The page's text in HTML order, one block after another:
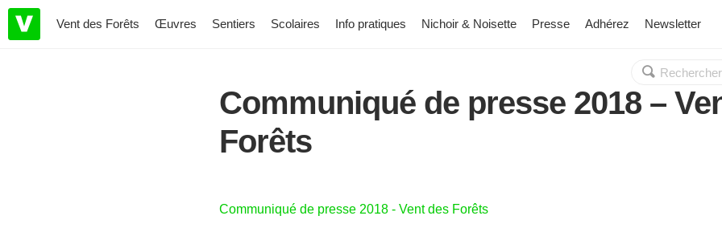
Vent des Forêts Œuvres Sentiers Scolaires Info pratiques Nichoir & Noisette Presse Adhérez Newsletter
Rechercher :
OK
Communiqué de presse 2018 –
Forêts
Communiqué de presse 2018 - Vent des Forêts